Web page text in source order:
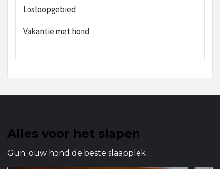
Losloopgebied
Vakantie met hond
Alles voor het slapen
Gun jouw hond de beste slaapplek